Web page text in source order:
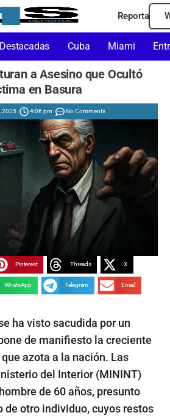
Reporta
Destacadas Cuba Miami
a Asesino que Ocultó
en Basura
2025 4:06 pm No Comments
Pinterest Threads X
WhatsApp Telegram Email
ha visto sacudida por un
de manifiesto la creciente
que azota a la nación. Las
del Interior (MININT)
de 60 años, presunto
de otro individuo, cuyos restos